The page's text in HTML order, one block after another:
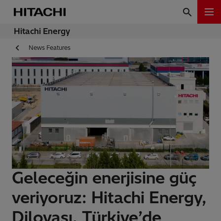
Hitachi Energy
News Features
Geleceğin enerjisine güç
veriyoruz: Hitachi Energy,